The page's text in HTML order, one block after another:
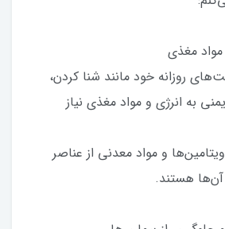
روزانه خود مانند شنا کردن،
به انرژی و مواد مغذی نیاز
و مواد معدنی از عناصر
هستند.